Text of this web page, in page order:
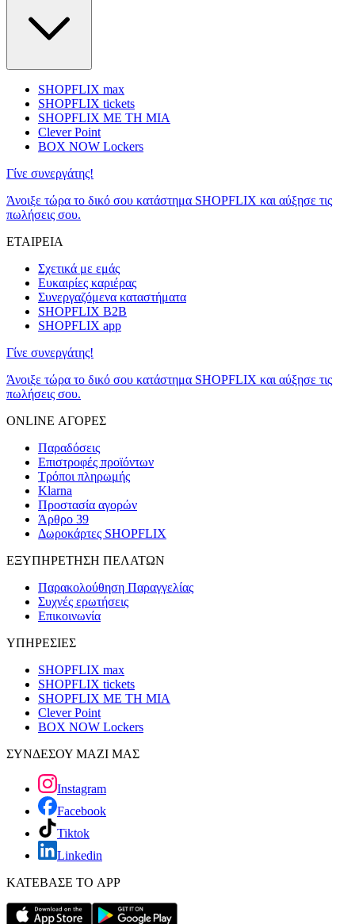
SHOPFLIX max
SHOPFLIX tickets
SHOPFLIX ΜΕ ΤΗ ΜΙΑ
Clever Point
BOX NOW Lockers
Γίνε συνεργάτης!
Άνοιξε τώρα το δικό σου κατάστημα SHOPFLIX και αύξησε τις
πωλήσεις σου.
ΕΤΑΙΡΕΙΑ
Σχετικά με εμάς
Ευκαιρίες καριέρας
Συνεργαζόμενα καταστήματα
SHOPFLIX B2B
SHOPFLIX app
Γίνε συνεργάτης!
Άνοιξε τώρα το δικό σου κατάστημα SHOPFLIX και αύξησε τις
πωλήσεις σου.
ONLINE ΑΓΟΡΕΣ
Παραδόσεις
Επιστροφές προϊόντων
Τρόποι πληρωμής
Klarna
Προστασία αγορών
Άρθρο 39
Δωροκάρτες SHOPFLIX
ΕΞΥΠΗΡΕΤΗΣΗ ΠΕΛΑΤΩΝ
Παρακολούθηση Παραγγελίας
Συχνές ερωτήσεις
Επικοινωνία
ΥΠΗΡΕΣΙΕΣ
SHOPFLIX max
SHOPFLIX tickets
SHOPFLIX ΜΕ ΤΗ ΜΙΑ
Clever Point
BOX NOW Lockers
ΣΥΝΔΕΣΟΥ ΜΑΖΙ ΜΑΣ
Instagram
Facebook
Tiktok
Linkedin
ΚΑΤΕΒΑΣΕ ΤΟ APP